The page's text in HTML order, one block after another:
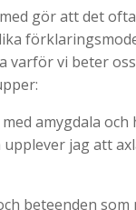
gör att det
vi beter
amygdala
jag att
beteenden